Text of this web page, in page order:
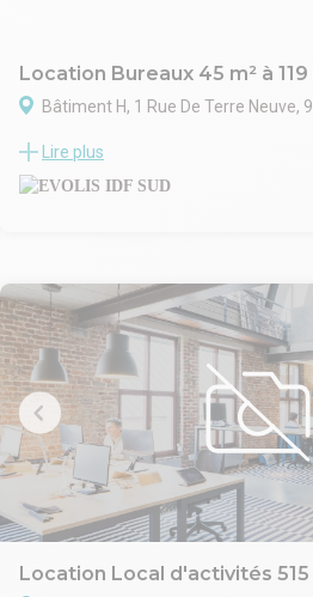
Location Bureaux 45 m² à 119
Bâtiment H, 1 Rue De Terre Neuve,
jonction de l'A10 et la N118, nous vous
rénovés, lumineux et fonctionnels
m²). Profitez d'un site clos, sécurisé,
. Site clos et sécurisé
. Interphone
. Immeuble en copropriété
. Façade en mur rideau
Site clos par portails d'accès.
Façade en pierres agrafées.
Interphone / Digicode.
Fibre optique.
Locaux rénovés et lumineux.
Plinthes périphériques.
Sol PVC
Prises RJ45.
Lire plus
Location Local d'activités 515